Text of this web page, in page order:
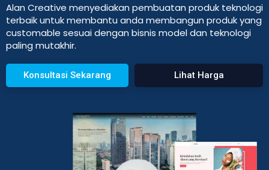
Alan Creative menyediakan pembuatan produk teknologi
terbaik untuk membantu anda membangun produk yang
customable sesuai dengan bisnis model dan teknologi
paling mutakhir.
Konsultasi Sekarang Lihat Harga